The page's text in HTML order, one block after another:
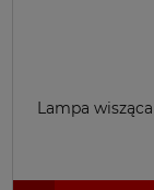
Lampa